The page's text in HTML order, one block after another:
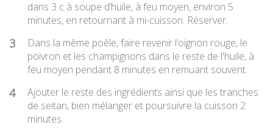
dans 3 c à soupe d’huile, à feu moyen, environ 5
minutes, en retournant à mi-cuisson. Réserver.
3
Dans la même poêle, faire revenir l’oignon rouge, le
poivron et les champignons dans le reste de l'huile, à
feu moyen pendant 8 minutes en remuant souvent.
4
Ajouter le reste des ingrédients ainsi que les tranches
de seitan, bien mélanger et poursuivre la cuisson 2
minutes.